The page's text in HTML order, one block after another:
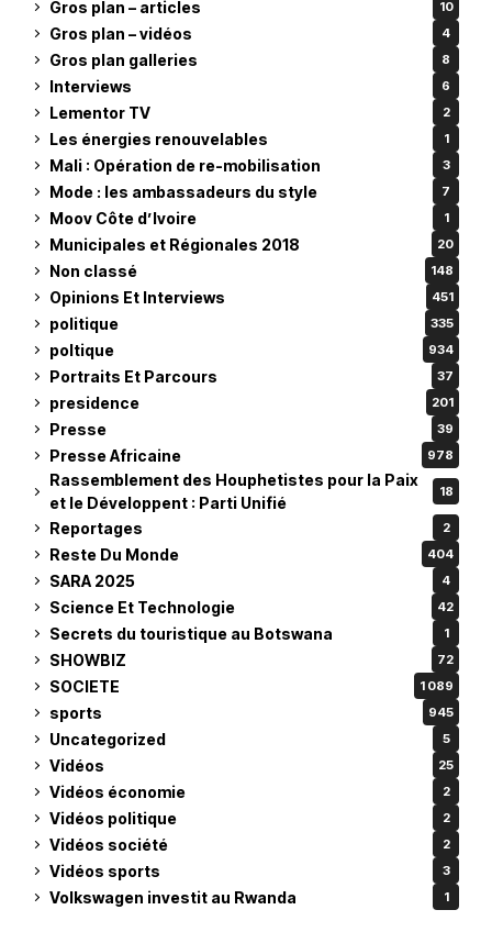
Gros plan – articles 10
Gros plan – vidéos 4
Gros plan galleries 8
Interviews 6
Lementor TV 2
Les énergies renouvelables 1
Mali : Opération de re-mobilisation 3
Mode : les ambassadeurs du style 7
Moov Côte d’Ivoire 1
Municipales et Régionales 2018 20
Non classé 148
Opinions Et Interviews 451
politique 335
poltique 934
Portraits Et Parcours 37
presidence 201
Presse 39
Presse Africaine 978
Rassemblement des Houphetistes pour la Paix
et le Développent : Parti Unifié
18
Reportages 2
Reste Du Monde 404
SARA 2025 4
Science Et Technologie 42
Secrets du touristique au Botswana 1
SHOWBIZ 72
SOCIETE 1 089
sports 945
Uncategorized 5
Vidéos 25
Vidéos économie 2
Vidéos politique 2
Vidéos société 2
Vidéos sports 3
Volkswagen investit au Rwanda 1